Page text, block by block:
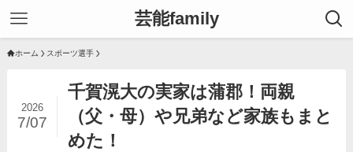
芸能family
ホーム スポーツ選手
千賀滉大の実家は蒲郡！両親
（父・母）や兄弟など家族もまと
めた！
2026
7/07